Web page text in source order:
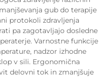
gub do terapije
protokoli zdravljenja
pa zagotavljajo dosledne
Varnostne funkcije
nadzor izhodne
v sili. Ergonomična
delovni tok in zmanjšuje